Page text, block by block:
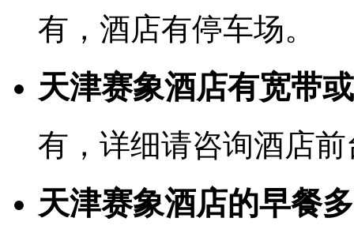
有，酒店有停车场。
天津赛象酒店有宽带
有，详细请咨询酒店前
天津赛象酒店的早餐